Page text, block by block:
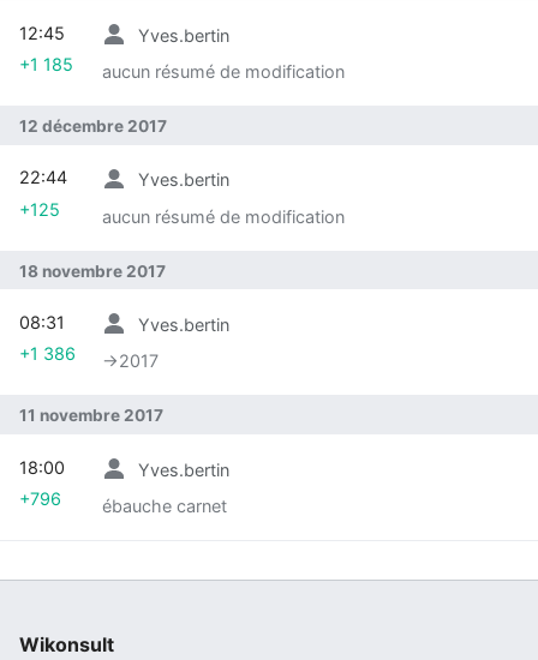
Yves.bertin
aucun résumé de modification
12:45
+1 185
12 décembre 2017
Yves.bertin
aucun résumé de modification
22:44
+125
18 novembre 2017
Yves.bertin
→‎2017
08:31
+1 386
11 novembre 2017
Yves.bertin
ébauche carnet
18:00
+796
Wikonsult